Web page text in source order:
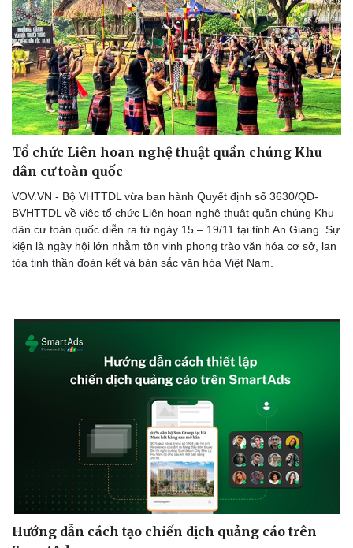
Thông tin doanh nghiệp
Doanh nghiệp 24h
Vì cộng đồng
Công nghệ
Sành điệu
Tin Công nghệ
Trải nghiệm
Chuyển đổi số
Tổ chức Liên hoan nghệ thuật quần chúng Khu
dân cư toàn quốc
VOV.VN - Bộ VHTTDL vừa ban hành Quyết định số 3630/QĐ-
BVHTTDL về việc tổ chức Liên hoan nghệ thuật quần chúng Khu
dân cư toàn quốc diễn ra từ ngày 15 – 19/11 tại tỉnh An Giang. Sự
kiện là ngày hội lớn nhằm tôn vinh phong trào văn hóa cơ sở, lan
tỏa tinh thần đoàn kết và bản sắc văn hóa Việt Nam.
Hướng dẫn cách tạo chiến dịch quảng cáo trên